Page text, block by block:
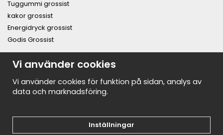
Tuggummi grossist
kakor grossist
Energidryck grossist
Godis Grossist
PRENUMERERA PÅ NYHETSBREVET FÖR VÅRA BÄSTA
ERBJUDANDEN OCH NYHETER!
E-
postadress
Vi använder cookies
Vi använder cookies för funktion på sidan, analys av
data och marknadsföring.
Inställningar